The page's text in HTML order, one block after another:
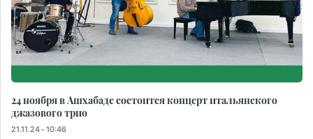
24 ноября в Ашхабаде состоится концерт итальянского
джазового трио
21.11.24 - 10:46